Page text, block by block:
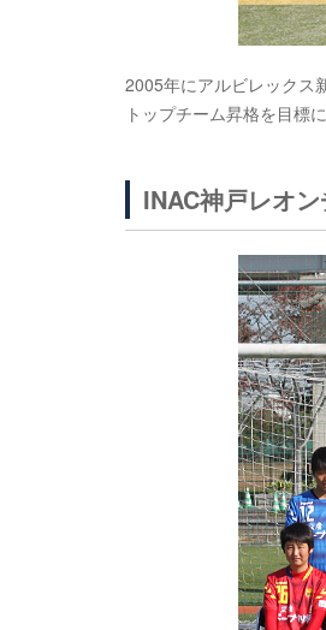
2005年にアルビレックス
トップチーム昇格を目標
INAC神戸レオ